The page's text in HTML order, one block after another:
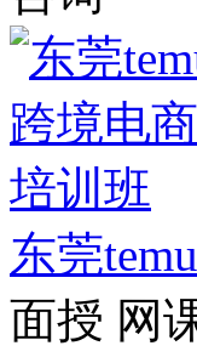
东莞
面授 网